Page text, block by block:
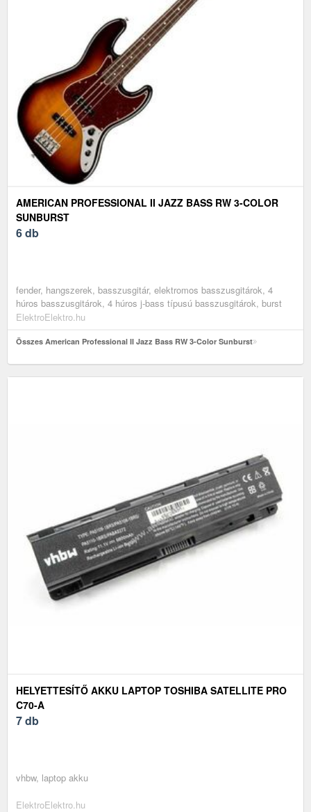
AMERICAN PROFESSIONAL II JAZZ BASS RW 3-COLOR
SUNBURST
6 db
fender, hangszerek, basszusgitár, elektromos basszusgitárok, 4
húros basszusgitárok, 4 húros j-bass típusú basszusgitárok, burst
ElektroElektro.hu
Összes American Professional II Jazz Bass RW 3-Color Sunburst
HELYETTESÍTŐ AKKU LAPTOP TOSHIBA SATELLITE PRO
C70-A
7 db
vhbw, laptop akku
ElektroElektro.hu